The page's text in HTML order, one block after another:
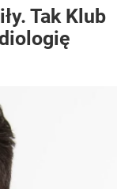
Tak Klub